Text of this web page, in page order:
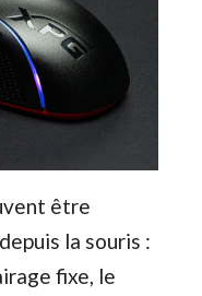
être
la souris :
fixe, le